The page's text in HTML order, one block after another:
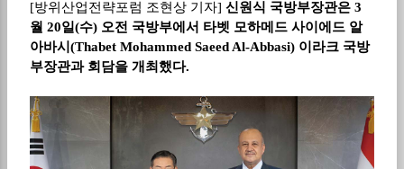
[방위산업전략포럼 조현상 기자] 신원식 국방부장관은 3
월 20일(수) 오전 국방부에서 타벳 모하메드 사이에드 알
아바시 (Thabet Mohammed Saeed Al-Abbasi) 이라크 국방
부장관과 회담을 개최했다.